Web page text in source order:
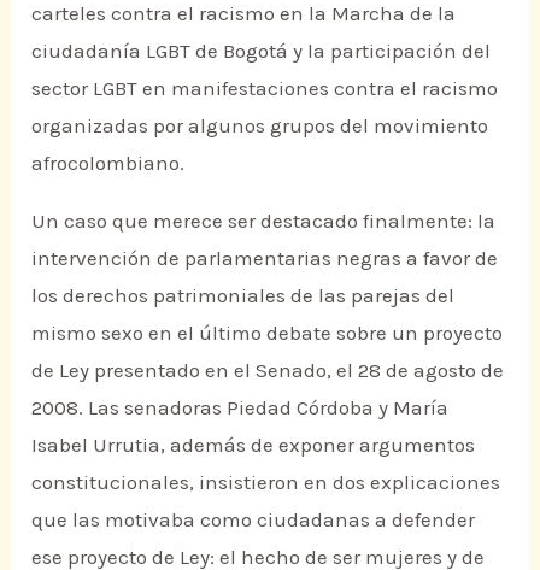
carteles contra el racismo en la Marcha de la
ciudadanía LGBT de Bogotá y la participación del
sector LGBT en manifestaciones contra el racismo
organizadas por algunos grupos del movimiento
afrocolombiano.
Un caso que merece ser destacado finalmente: la
intervención de parlamentarias negras a favor de
los derechos patrimoniales de las parejas del
mismo sexo en el último debate sobre un proyecto
de Ley presentado en el Senado, el 28 de agosto de
2008. Las senadoras Piedad Córdoba y María
Isabel Urrutia, además de exponer argumentos
constitucionales, insistieron en dos explicaciones
que las motivaba como ciudadanas a defender
ese proyecto de Ley: el hecho de ser mujeres y de